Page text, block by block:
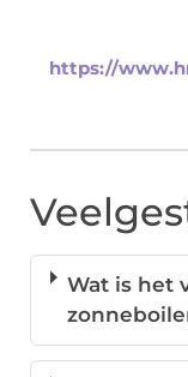
https://
Wat is het